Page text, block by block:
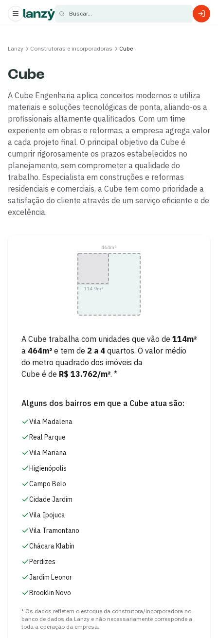
Buscar...
Lanzy Construtoras e incorporadoras Cube
Cube
A Cube Engenharia aplica conceitos modernos e utiliza
materiais e soluções tecnológicas de ponta, aliando-os a
profissionais altamente qualificados. Com um time
experiente em obras e reformas, a empresa agrega valor
a cada projeto final. O principal objetivo da Cube é
cumprir rigorosamente os prazos estabelecidos no
planejamento, sem comprometer a qualidade do
trabalho. Especialista em construções e reformas
residenciais e comerciais, a Cube tem como prioridade a
satisfação do cliente através de um serviço eficiente e de
excelência.
464m²
114.9m²
A Cube trabalha com unidades que vão de 114m²
a 464m² e tem de 2 a 4 quartos. O valor médio
do metro quadrado dos imóveis da
Cube é de R$ 13.762/m². *
Alguns dos bairros em que a Cube atua são:
Vila Madalena
Real Parque
Vila Mariana
Higienópolis
Campo Belo
Cidade Jardim
Vila Ipojuca
Vila Tramontano
Chácara Klabin
Perdizes
Jardim Leonor
Brooklin Novo
* Os dados refletem o estoque da construtora/incorporadora no
banco de dados da Lanzy e não necessariamente corresponde a
toda a operação da empresa.